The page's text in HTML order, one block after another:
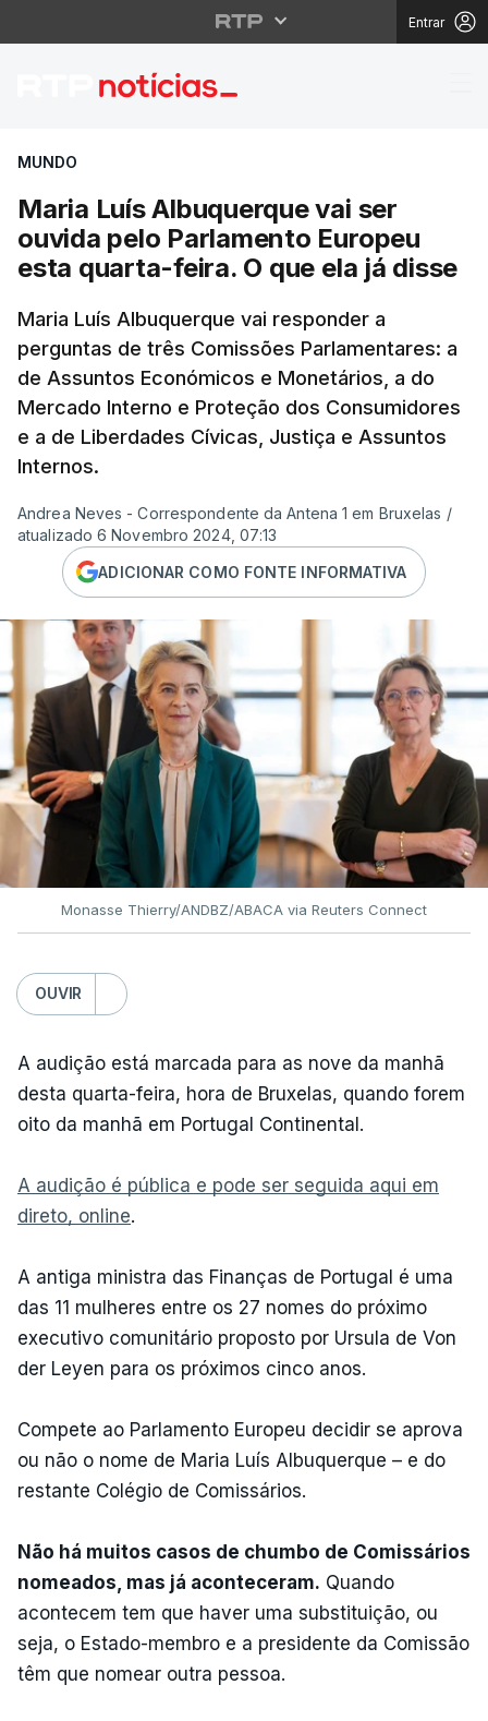
Entrar
Maria Luís
MUNDO
Maria Luís Albuquerque vai ser
ouvida pelo Parlamento Europeu
esta quarta-feira. O que ela já disse
Maria Luís Albuquerque vai responder a
perguntas de três Comissões Parlamentares: a
de Assuntos Económicos e Monetários, a do
Mercado Interno e Proteção dos Consumidores
e a de Liberdades Cívicas, Justiça e Assuntos
Internos.
Andrea Neves - Correspondente da Antena 1 em Bruxelas /
atualizado 6 Novembro 2024, 07:13
ADICIONAR COMO FONTE INFORMATIVA
Monasse Thierry/ANDBZ/ABACA via Reuters Connect
OUVIR
A audição está marcada para as nove da manhã
desta quarta-feira, hora de Bruxelas, quando forem
oito da manhã em Portugal Continental.
A audição é pública e pode ser seguida aqui em
direto, online.
A antiga ministra das Finanças de Portugal é uma
das 11 mulheres entre os 27 nomes do próximo
executivo comunitário proposto por Ursula de Von
der Leyen para os próximos cinco anos.
Compete ao Parlamento Europeu decidir se aprova
ou não o nome de Maria Luís Albuquerque – e do
restante Colégio de Comissários.
Não há muitos casos de chumbo de Comissários
nomeados, mas já aconteceram. Quando
acontecem tem que haver uma substituição, ou
seja, o Estado-membro e a presidente da Comissão
têm que nomear outra pessoa.